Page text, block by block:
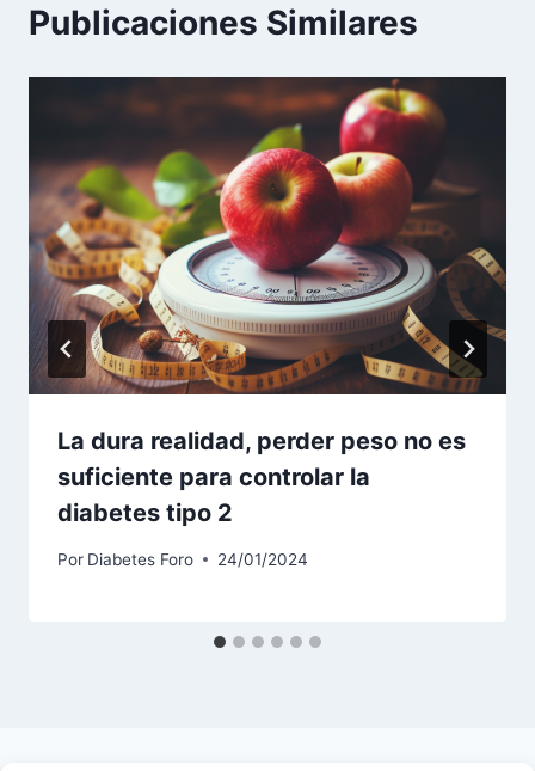
Publicaciones Similares
La dura realidad, perder peso no es
suficiente para controlar la
diabetes tipo 2
Por Diabetes Foro 24/01/2024